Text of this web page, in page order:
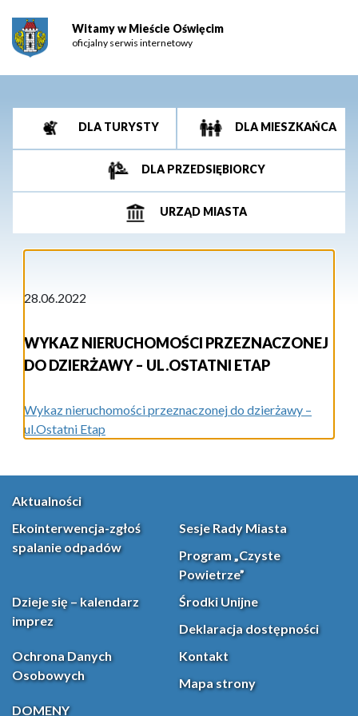
Witamy w Mieście Oświęcim
oficjalny serwis internetowy
DLA TURYSTY DLA MIESZKAŃCA
DLA PRZEDSIĘBIORCY
URZĄD MIASTA
28.06.2022
WYKAZ NIERUCHOMOŚCI PRZEZNACZONEJ
DO DZIERŻAWY – UL.OSTATNI ETAP
Wykaz nieruchomości przeznaczonej do dzierżawy –
ul.Ostatni Etap
Aktualności
Ekointerwencja-zgłoś
spalanie odpadów
Sesje Rady Miasta
Program „Czyste
Powietrze”
Dzieje się – kalendarz
imprez
Środki Unijne
Deklaracja dostępności
Ochrona Danych
Osobowych
Kontakt
Mapa strony
DOMENY